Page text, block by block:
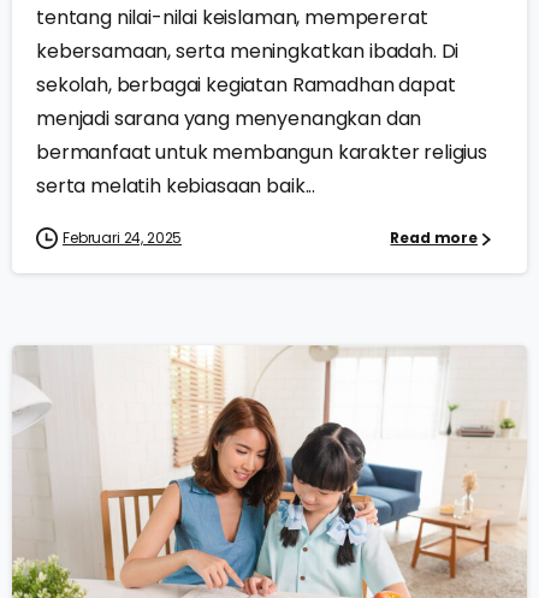
tentang nilai-nilai keislaman, mempererat
kebersamaan, serta meningkatkan ibadah. Di
sekolah, berbagai kegiatan Ramadhan dapat
menjadi sarana yang menyenangkan dan
bermanfaat untuk membangun karakter religius
serta melatih kebiasaan baik...
Februari 24, 2025 Read more